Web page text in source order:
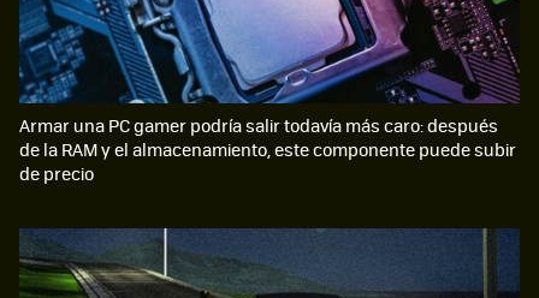
Armar una PC gamer podría salir todavía más caro: después
de la RAM y el almacenamiento, este componente puede subir
de precio